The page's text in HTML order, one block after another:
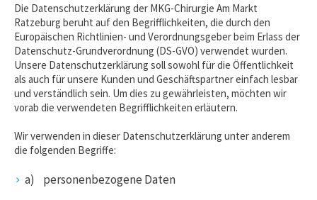
Die Datenschutzerklärung der MKG-Chirurgie Am Markt
Ratzeburg beruht auf den Begrifflichkeiten, die durch den
Europäischen Richtlinien- und Verordnungsgeber beim Erlass der
Datenschutz-Grundverordnung (DS-GVO) verwendet wurden.
Unsere Datenschutzerklärung soll sowohl für die Öffentlichkeit
als auch für unsere Kunden und Geschäftspartner einfach lesbar
und verständlich sein. Um dies zu gewährleisten, möchten wir
vorab die verwendeten Begrifflichkeiten erläutern.
Wir verwenden in dieser Datenschutzerklärung unter anderem
die folgenden Begriffe:
a) personenbezogene Daten